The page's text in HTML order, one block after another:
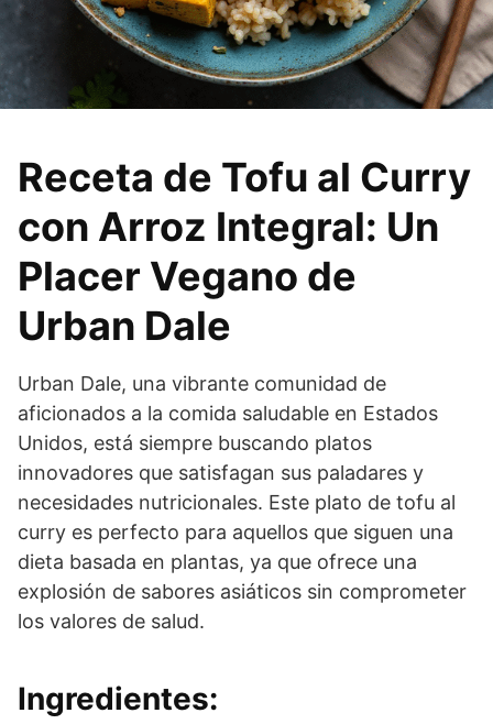
Receta de Tofu al Curry
con Arroz Integral: Un
Placer Vegano de
Urban Dale
Urban Dale, una vibrante comunidad de
aficionados a la comida saludable en Estados
Unidos, está siempre buscando platos
innovadores que satisfagan sus paladares y
necesidades nutricionales. Este plato de tofu al
curry es perfecto para aquellos que siguen una
dieta basada en plantas, ya que ofrece una
explosión de sabores asiáticos sin comprometer
los valores de salud.
Ingredientes: